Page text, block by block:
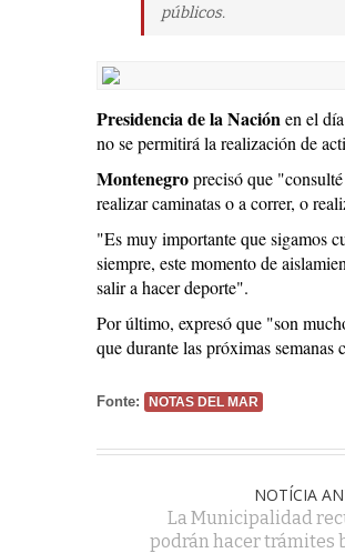
públicos.
Presidencia de la Naciónen el
no se permitirá la realización de
Montenegroprecisó que
realizar caminatas o a correr, o
"Es muy importante que sigamos
siempre, este momento de
salir a hacer deporte".
Por último, expresó que "son
que durante las próximas
Fonte: NOTAS DEL MAR
NOTÍCIA
La Municipalidad
podrán hacer trámites